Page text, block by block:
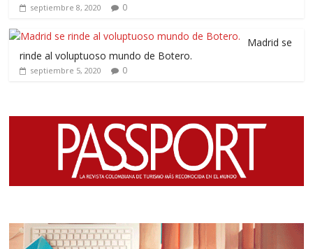
septiembre 8, 2020 0
Madrid se
rinde al voluptuoso mundo de Botero.
septiembre 5, 2020 0